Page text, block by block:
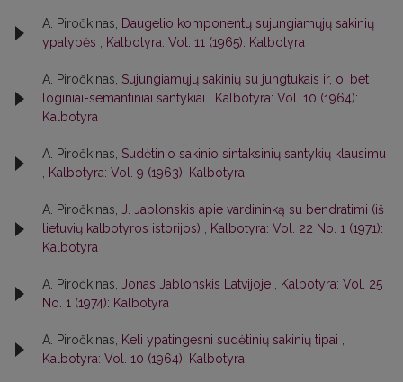
A. Piročkinas,
Daugelio komponentų sujungiamųjų sakinių
ypatybės
Kalbotyra: Vol. 11 (1965): Kalbotyra
A. Piročkinas, Sujungiamųjų sakinių su jungtukais ir, o, bet
loginiai-semantiniai santykiai
Kalbotyra: Vol. 10 (1964):
Kalbotyra
A. Piročkinas, Sudėtinio sakinio sintaksinių santykių klausimu
Kalbotyra: Vol. 9 (1963): Kalbotyra
A. Piročkinas,
J. Jablonskis apie vardininką su bendratimi (iš
lietuvių kalbotyros istorijos)
Kalbotyra: Vol. 22 No. 1 (1971):
Kalbotyra
A. Piročkinas, Jonas Jablonskis Latvijoje
Kalbotyra: Vol. 25
No. 1 (1974): Kalbotyra
A. Piročkinas, Keli ypatingesni sudėtinių sakinių tipai
Kalbotyra: Vol. 10 (1964): Kalbotyra